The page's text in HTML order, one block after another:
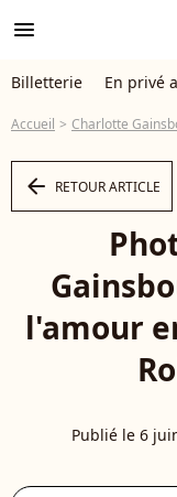
menu
Billetterie En privé
Accueil Charlotte
arrow_left RETOUR ARTICLE
l'amour
Publié le 6